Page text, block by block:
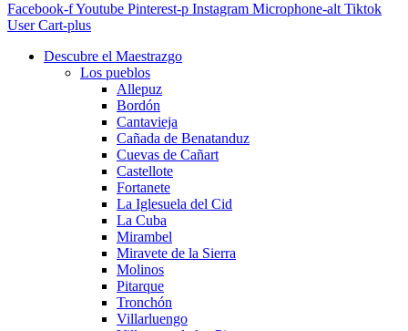
Facebook-fYoutube Pinterest-p Instagram Microphone-alt Tiktok
User Cart-plus
Descubre el Maestrazgo
Los pueblos
Allepuz
Bordón
Cantavieja
Cañada de Benatanduz
Cuevas de Cañart
Castellote
Fortanete
La Iglesuela del Cid
La Cuba
Mirambel
Miravete de la Sierra
Molinos
Pitarque
Tronchón
Villarluengo